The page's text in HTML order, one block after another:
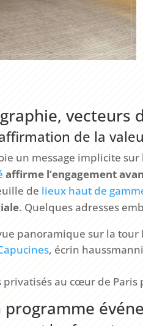
de la
un message implicite
affirme l’engagement
de lieux haut de
. Quelques adresses
panoramique sur la
, écrin
au cœur de